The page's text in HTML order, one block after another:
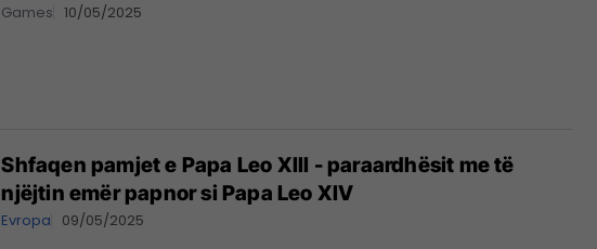
Games 10/05/2025
Shfaqen pamjet e Papa Leo XIII - paraardhësit me të
njëjtin emër papnor si Papa Leo XIV
Evropa 09/05/2025